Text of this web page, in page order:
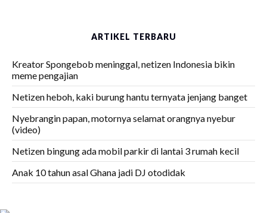
ARTIKEL TERBARU
Kreator Spongebob meninggal, netizen Indonesia bikin
meme pengajian
Netizen heboh, kaki burung hantu ternyata jenjang banget
Nyebrangin papan, motornya selamat orangnya nyebur
(video)
Netizen bingung ada mobil parkir di lantai 3 rumah kecil
Anak 10 tahun asal Ghana jadi DJ otodidak